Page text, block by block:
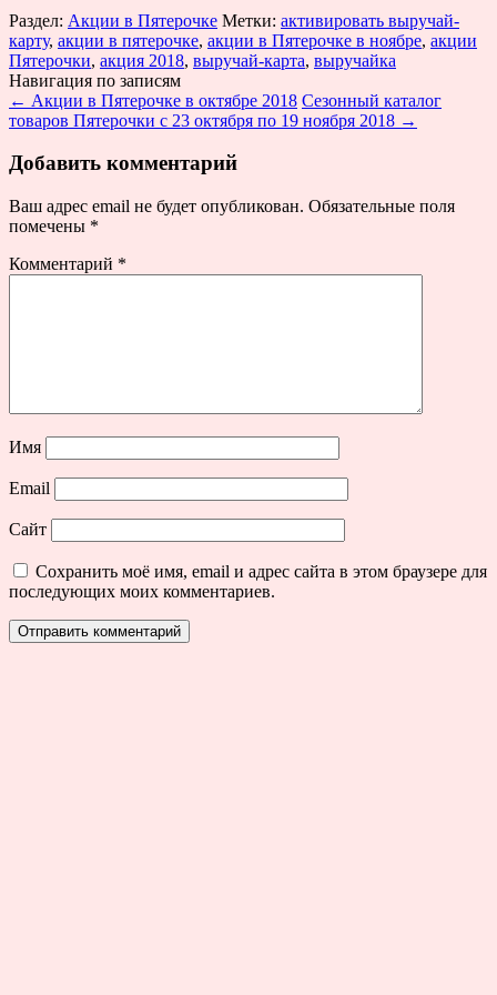
Раздел: Акции в Пятерочке Метки: активировать выручай-
карту, акции в пятерочке, акции в Пятерочке в ноябре, акции
Пятерочки, акция 2018, выручай-карта, выручайка
Навигация по записям
← Акции в Пятерочке в октябре 2018 Сезонный каталог
товаров Пятерочки с 23 октября по 19 ноября 2018 →
Добавить комментарий
Ваш адрес email не будет опубликован. Обязательные поля
помечены *
Комментарий *
Имя
Email
Сайт
Сохранить моё имя, email и адрес сайта в этом браузере для
последующих моих комментариев.